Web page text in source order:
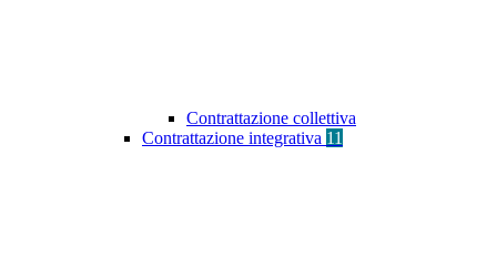
Contrattazione collettiva
Contrattazione integrativa 11